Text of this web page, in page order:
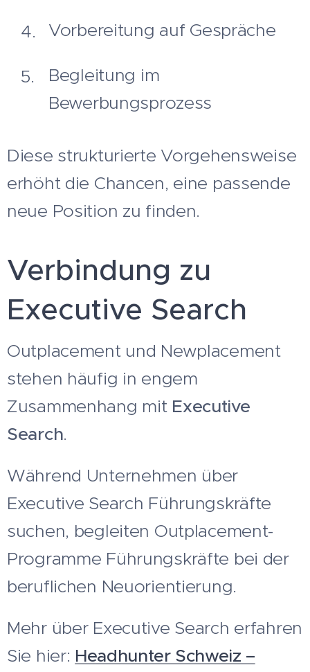
Vorbereitung auf Gespräche
Begleitung im
Bewerbungsprozess
Diese strukturierte Vorgehensweise
erhöht die Chancen, eine passende
neue Position zu finden.
Verbindung zu
Executive Search
Outplacement und Newplacement
stehen häufig in engem
Zusammenhang mit Executive
Search.
Während Unternehmen über
Executive Search Führungskräfte
suchen, begleiten Outplacement-
Programme Führungskräfte bei der
beruflichen Neuorientierung.
Mehr über Executive Search erfahren
Sie hier: Headhunter Schweiz –